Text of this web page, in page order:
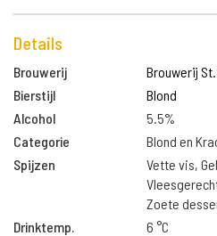
Details
Brouwerij
Brouwerij
Bierstijl
Blond
Alcohol
5.5%
Categorie
Blond en
Spijzen
Vette vis,
Zoete
Drinktemp.
6 °C